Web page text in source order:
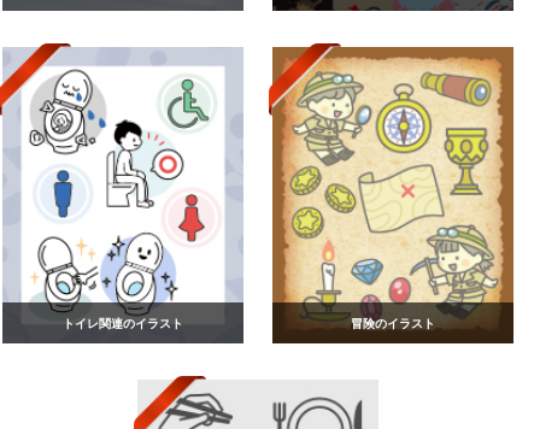
トイレ関連のイラスト 冒険のイラスト